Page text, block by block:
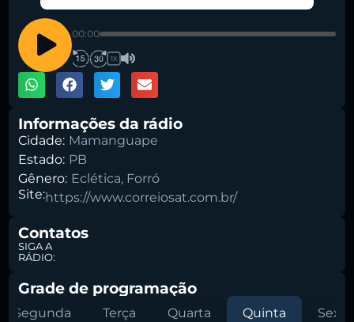
00:00
1X
Informações da rádio
Cidade: Mamanguape
Estado: PB
Gênero: Eclética, Forró
Site:https://www.correiosat.com.br/
Contatos
SIGA A
RÁDIO:
Grade de programação
Segunda Terça Quarta Quinta Sexta